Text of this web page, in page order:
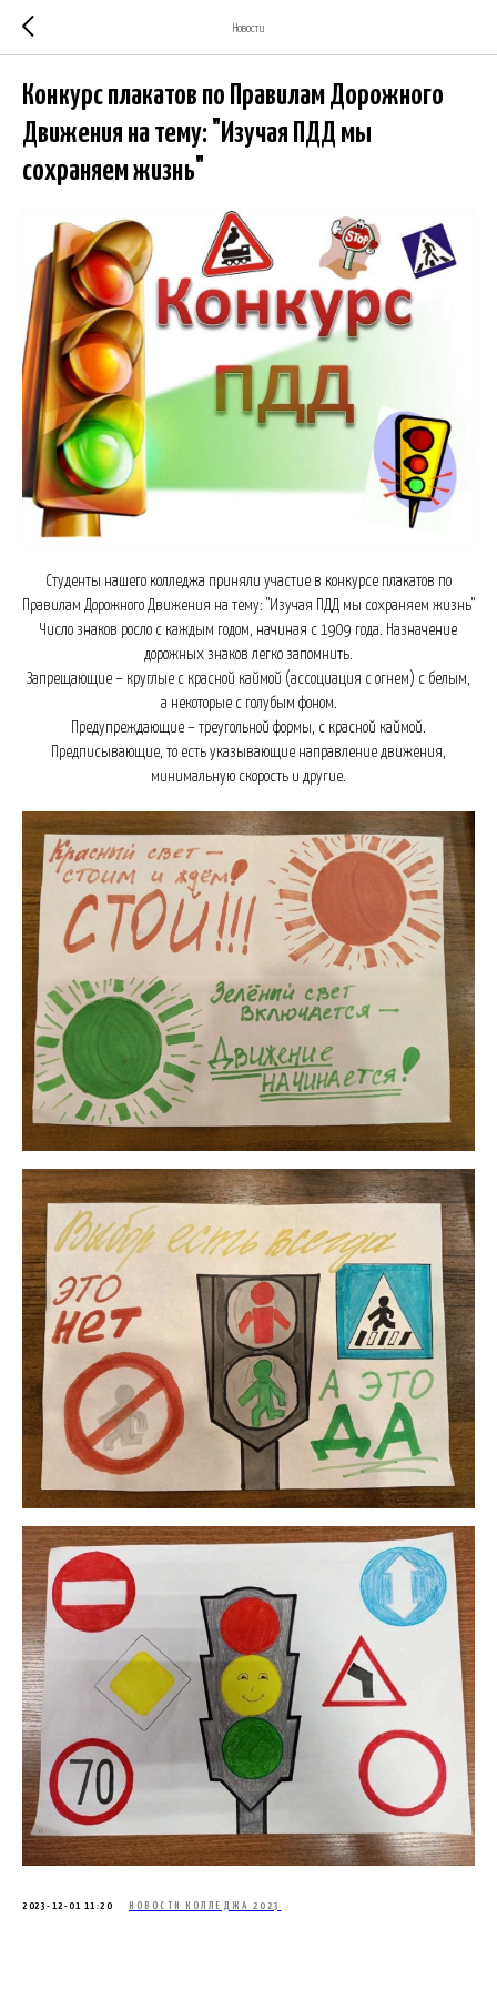
Новости
Конкурс плакатов по Правилам Дорожного
Движения на тему: "Изучая ПДД мы
сохраняем жизнь"
Студенты нашего колледжа приняли участие в конкурсе плакатов по
Правилам Дорожного Движения на тему: "Изучая ПДД мы сохраняем жизнь"
Число знаков росло с каждым годом, начиная с 1909 года. Назначение
дорожных знаков легко запомнить.
Запрещающие – круглые с красной каймой (ассоциация с огнем) с белым,
а некоторые с голубым фоном.
Предупреждающие – треугольной формы, с красной каймой.
Предписывающие, то есть указывающие направление движения,
минимальную скорость и другие.
2023-12-01 11:20 НОВОСТИ КОЛЛЕДЖА 2023